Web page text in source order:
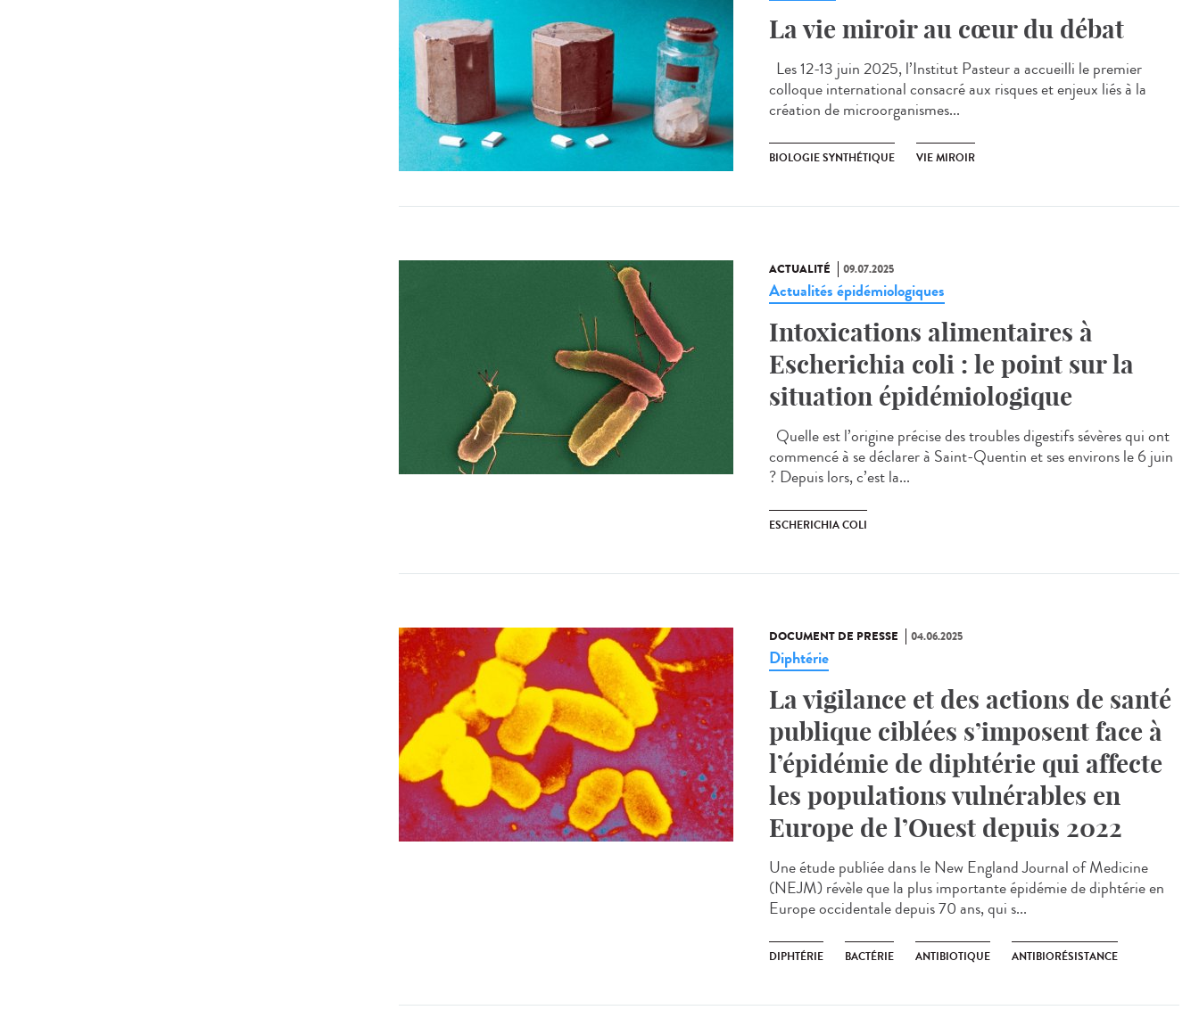
La vie miroir au cœur du débat
Les 12-13 juin 2025, l’Institut Pasteur a accueilli le premier
colloque international consacré aux risques et enjeux liés à la
création de microorganismes...
BIOLOGIE SYNTHÉTIQUE VIE MIROIR
ACTUALITÉ 09.07.2025
Actualités épidémiologiques
Intoxications alimentaires à
Escherichia coli : le point sur la
situation épidémiologique
Quelle est l’origine précise des troubles digestifs sévères qui ont
commencé à se déclarer à Saint-Quentin et ses environs le 6 juin
? Depuis lors, c’est la...
ESCHERICHIA COLI
DOCUMENT DE PRESSE 04.06.2025
Diphtérie
La vigilance et des actions de santé
publique ciblées s’imposent face à
l’épidémie de diphtérie qui affecte
les populations vulnérables en
Europe de l’Ouest depuis 2022
Une étude publiée dans le New England Journal of Medicine
(NEJM) révèle que la plus importante épidémie de diphtérie en
Europe occidentale depuis 70 ans, qui s...
DIPHTÉRIE BACTÉRIE ANTIBIOTIQUE ANTIBIORÉSISTANCE